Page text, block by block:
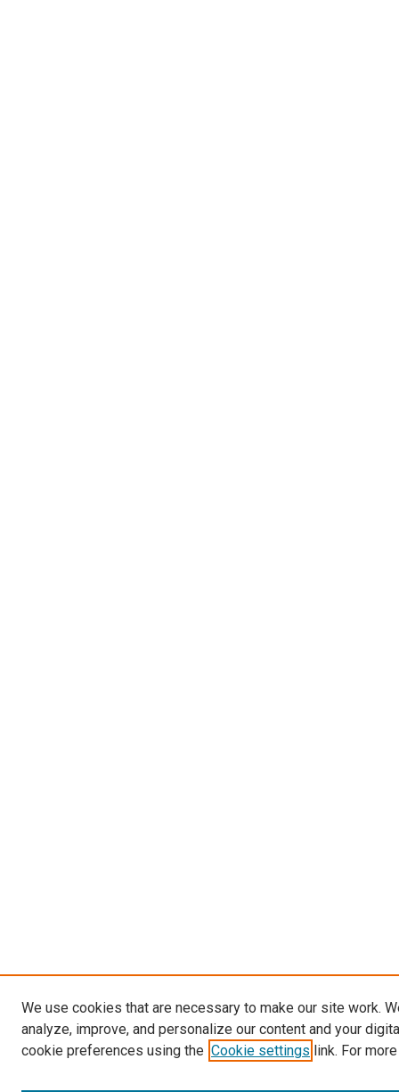
We use cookies that are necessary to make our site work.
analyze, improve, and personalize our content and your
cookie preferences using the Cookie settings link. For